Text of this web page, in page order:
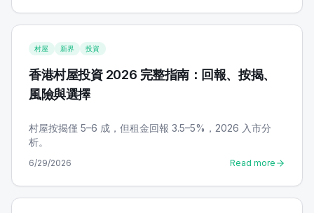
村屋 新界 投資
香港村屋投資 2026 完整指南：回報、按揭、
風險與選擇
村屋按揭僅 5–6 成，但租金回報 3.5–5%，2026 入市分
析。
6/29/2026 Read more